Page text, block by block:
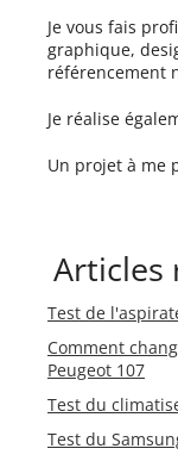
Je vous fais
graphique,
référencement
Je réalise
Un projet à me
Articles
Test de
Comment
Peugeot 107
Test du
Test du